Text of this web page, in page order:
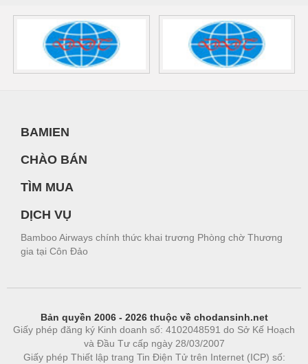
BAMIEN
CHÀO BÁN
TÌM MUA
DỊCH VỤ
Bamboo Airways chính thức khai trương Phòng chờ Thương
gia tại Côn Đảo
Bản quyền 2006 - 2026 thuộc về chodansinh.net
Giấy phép đăng ký Kinh doanh số: 4102048591 do Sở Kế Hoạch
và Đầu Tư cấp ngày 28/03/2007
Giấy phép Thiết lập trang Tin Điện Tử trên Internet (ICP) số: